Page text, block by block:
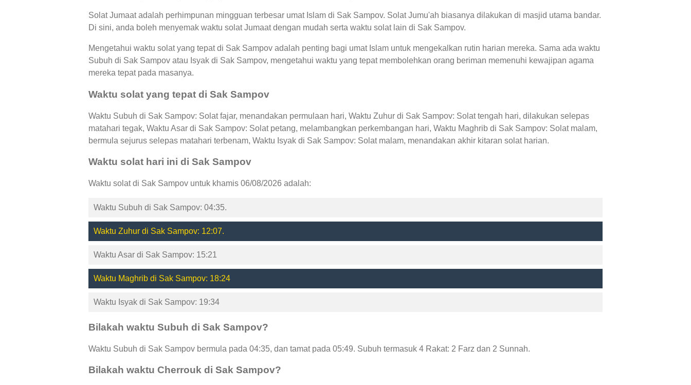
Solat Jumaat adalah perhimpunan mingguan terbesar umat Islam di Sak Sampov. Solat Jumu'ah biasanya dilakukan di masjid utama bandar.
Di sini, anda boleh menyemak waktu solat Jumaat dengan mudah serta waktu solat lain di Sak Sampov.
Mengetahui waktu solat yang tepat di Sak Sampov adalah penting bagi umat Islam untuk mengekalkan rutin harian mereka. Sama ada waktu
Subuh di Sak Sampov atau Isyak di Sak Sampov, mengetahui waktu yang tepat membolehkan orang beriman memenuhi kewajipan agama
mereka tepat pada masanya.
Waktu solat yang tepat di Sak Sampov
Waktu Subuh di Sak Sampov: Solat fajar, menandakan permulaan hari, Waktu Zuhur di Sak Sampov: Solat tengah hari, dilakukan selepas
matahari tegak, Waktu Asar di Sak Sampov: Solat petang, melambangkan perkembangan hari, Waktu Maghrib di Sak Sampov: Solat malam,
bermula sejurus selepas matahari terbenam, Waktu Isyak di Sak Sampov: Solat malam, menandakan akhir kitaran solat harian.
Waktu solat hari ini di Sak Sampov
Waktu solat di Sak Sampov untuk khamis 06/08/2026 adalah:
Waktu Subuh di Sak Sampov: 04:35.
Waktu Zuhur di Sak Sampov: 12:07.
Waktu Asar di Sak Sampov: 15:21
Waktu Maghrib di Sak Sampov: 18:24
Waktu Isyak di Sak Sampov: 19:34
Bilakah waktu Subuh di Sak Sampov?
Waktu Subuh di Sak Sampov bermula pada 04:35, dan tamat pada 05:49. Subuh termasuk 4 Rakat: 2 Farz dan 2 Sunnah.
Bilakah waktu Cherrouk di Sak Sampov?